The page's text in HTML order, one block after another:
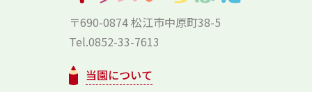
〒690-0874 松江市中原町38-5
Tel.0852-33-7613
当園について